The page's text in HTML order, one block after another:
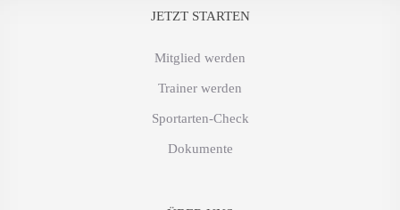
JETZT STARTEN
Mitglied werden
Trainer werden
Sportarten-Check
Dokumente